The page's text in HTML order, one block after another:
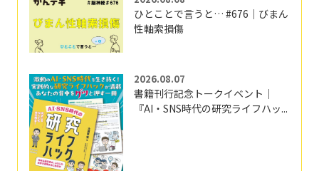
ひとことで言うと… #676｜びまん
性軸索損傷
2026.08.07
書籍刊行記念トークイベント｜
『AI・SNS時代の研究ライフハッ...